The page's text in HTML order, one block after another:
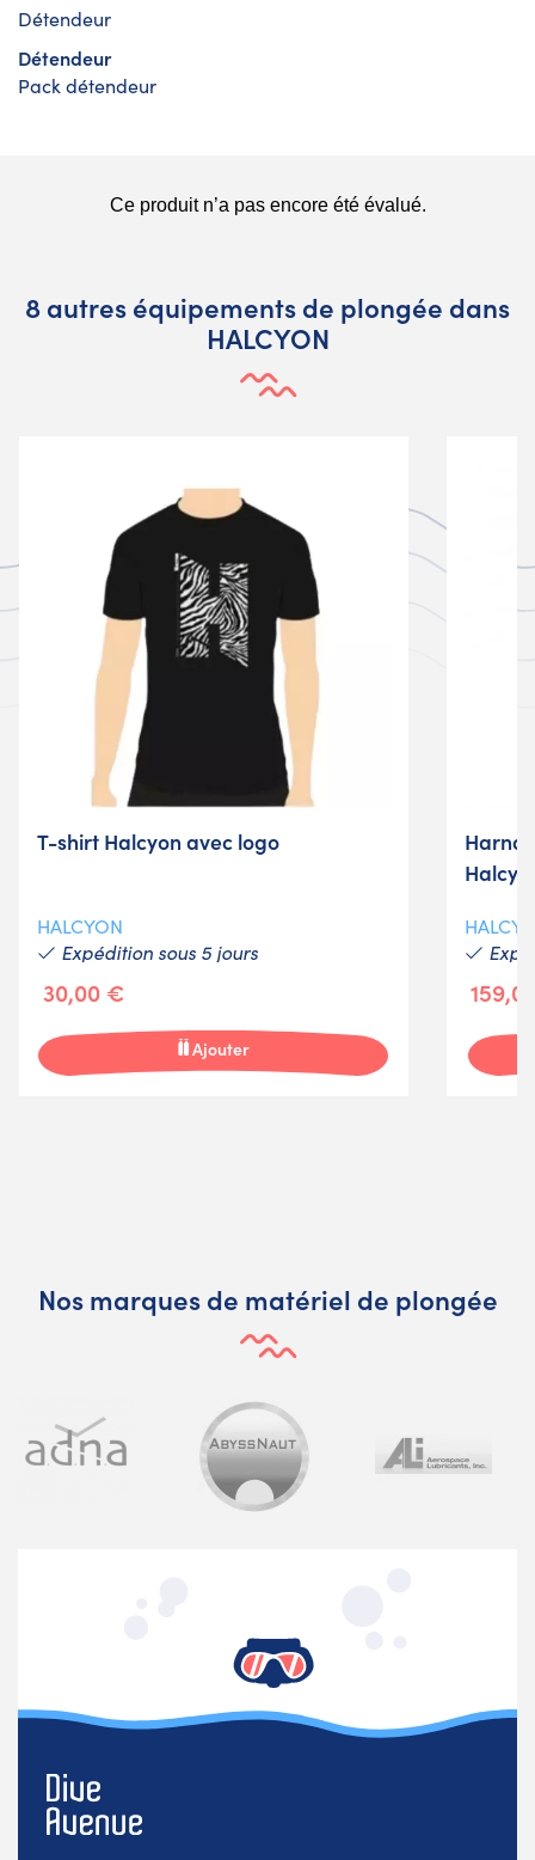
Détendeur
Détendeur
Pack détendeur
8 autres équipements de plongée dans
HALCYON
T-shirt Halcyon avec logo
HALCYON
Expédition sous 5 jours
30,00 €
Ajouter
Nos marques de matériel de plongée